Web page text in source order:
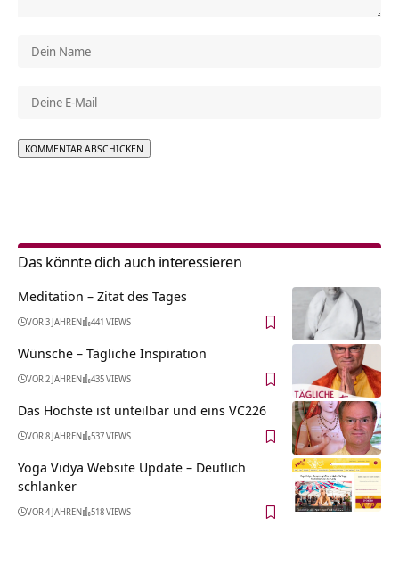
Das könnte dich auch interessieren
Meditation – Zitat des Tages
VOR 3 JAHREN 441 VIEWS
Wünsche – Tägliche Inspiration
VOR 2 JAHREN 435 VIEWS
Das Höchste ist unteilbar und eins VC226
VOR 8 JAHREN 537 VIEWS
Yoga Vidya Website Update – Deutlich
schlanker
VOR 4 JAHREN 518 VIEWS